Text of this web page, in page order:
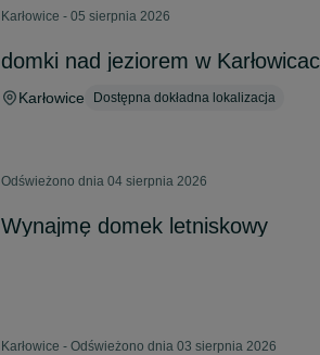
Karłowice - 05 sierpnia 2026
domki nad jeziorem w
Karłowice Dostępna dokładna lokalizacja
Odświeżono dnia 04 sierpnia 2026
Wynajmę domek letniskowy
Karłowice - Odświeżono dnia 03 sierpnia 2026